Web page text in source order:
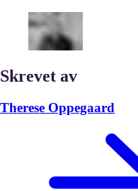
Skrevet av
Therese Oppegaard